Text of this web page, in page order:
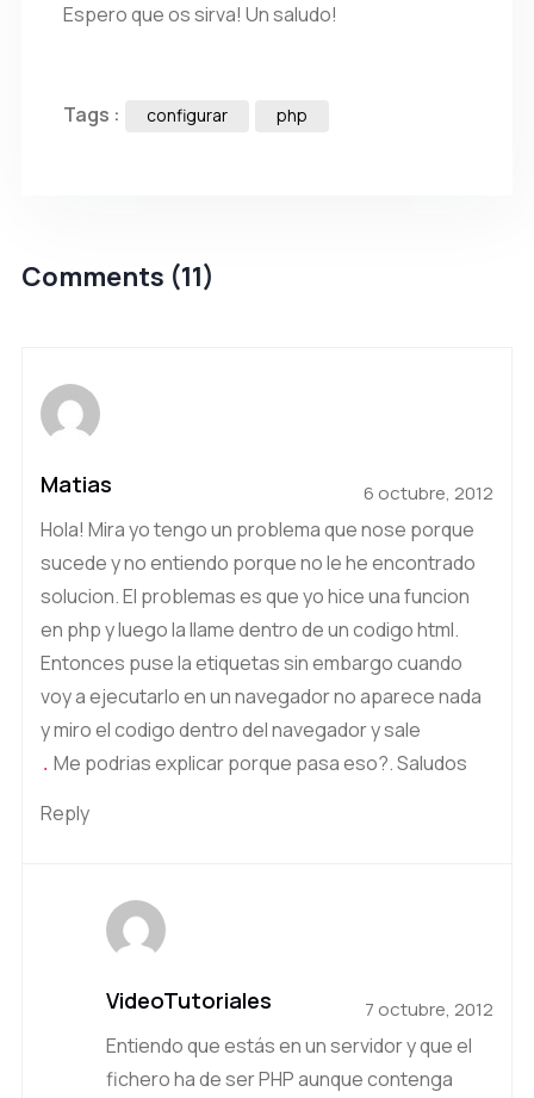
Espero que os sirva! Un saludo!
Tags : configurar php
Comments (11)
Matias 6 octubre, 2012
Hola! Mira yo tengo un problema que nose porque
sucede y no entiendo porque no le he encontrado
solucion. El problemas es que yo hice una funcion
en php y luego la llame dentro de un codigo html.
Entonces puse la etiquetas sin embargo cuando
voy a ejecutarlo en un navegador no aparece nada
y miro el codigo dentro del navegador y sale
. Me podrias explicar porque pasa eso?. Saludos
Reply
VideoTutoriales 7 octubre, 2012
Entiendo que estás en un servidor y que el
fichero ha de ser PHP aunque contenga